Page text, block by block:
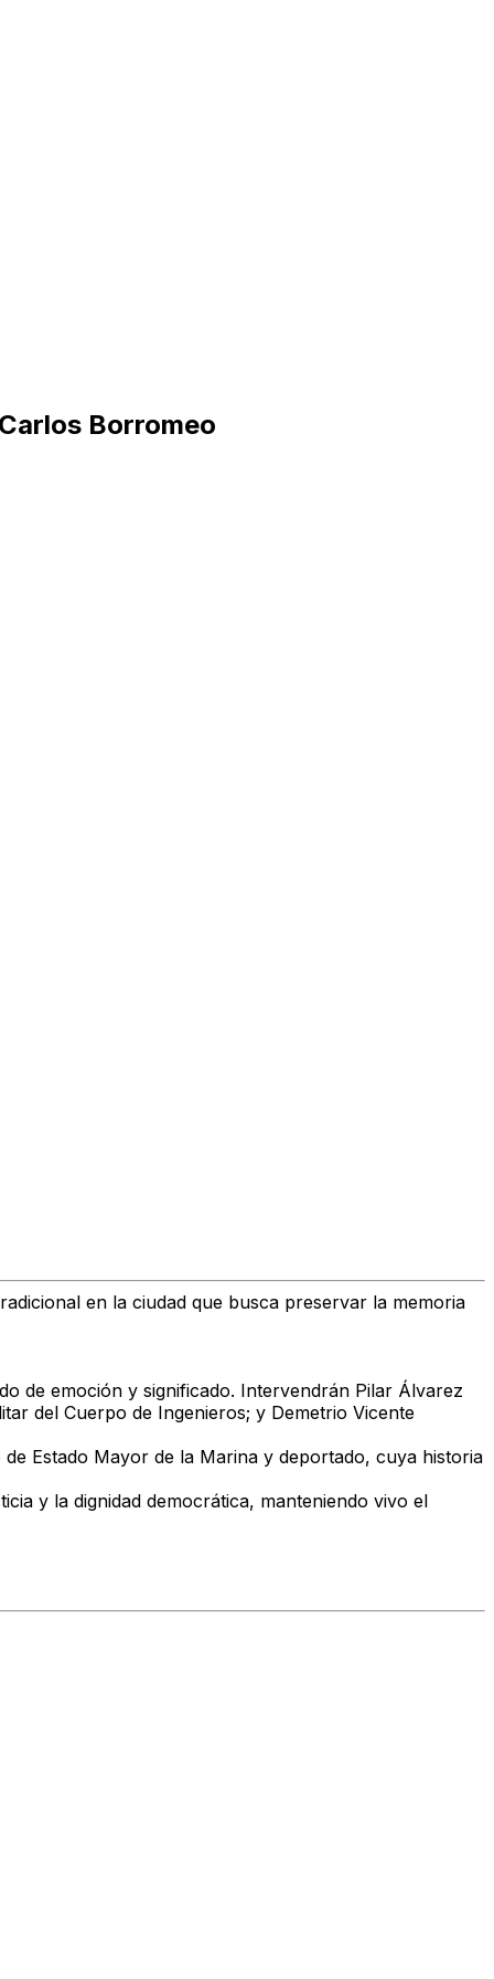
Borromeo
en la ciudad que busca preservar la memoria
de emoción y significado. Intervendrán Pilar Álvarez
del Cuerpo de Ingenieros; y Demetrio Vicente
Estado Mayor de la Marina y deportado, cuya historia
y la dignidad democrática, manteniendo vivo el